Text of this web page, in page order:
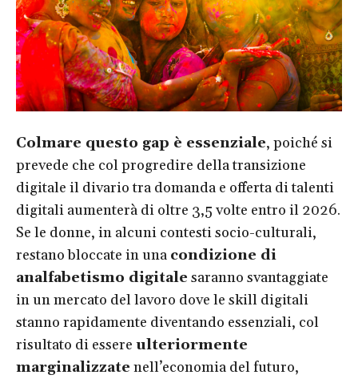
Colmare questo gap è essenziale, poiché si
prevede che col progredire della transizione
digitale il divario tra domanda e offerta di talenti
digitali aumenterà di oltre 3,5 volte entro il 2026.
Se le donne, in alcuni contesti socio-culturali,
restano bloccate in una condizione di
analfabetismo digitale saranno svantaggiate
in un mercato del lavoro dove le skill digitali
stanno rapidamente diventando essenziali, col
risultato di essere ulteriormente
marginalizzate nell’economia del futuro,